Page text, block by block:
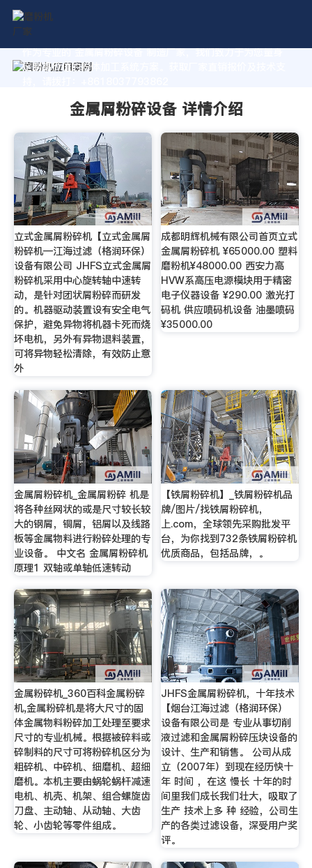
作为专业的 金属屑粉碎设备 制造厂家，我们致力于为您量身
定制高价值的粉体加工系统方案。获取厂家直销报价及技术支
金属屑粉碎设备 详情介绍
立式金属屑粉碎机【立式金属屑
粉碎机—江海过滤（格润环保）
设备有限公司 JHFS立式金属屑
粉碎机采用中心旋转轴中速转
动，是针对团状屑粉碎而研发
的。机器驱动装置设有安全电气
保护，避免异物将机器卡死而烧
坏电机，另外有异物退料装置，
可将异物轻松清除，有效防止意
外
成都明辉机械有限公司首页立式
金属屑粉碎机 ¥65000.00 塑料
磨粉机¥48000.00 西安力高
HVW系高压电源模块用于精密
电子仪器设备 ¥290.00 激光打
码机 供应喷码机设备 油墨喷码
¥35000.00
金属屑粉碎机_金属屑粉碎 机是
将各种丝网状的或是尺寸较长较
大的钢屑，铜屑，铝屑以及线路
板等金属物料进行粉碎处理的专
业设备。 中文名 金属屑粉碎机
原理1 双轴或单轴低速转动
【铁屑粉碎机】_铁屑粉碎机品
牌/图片/找铁屑粉碎机，
上.com，全球领先采购批发平
台，为你找到732条铁屑粉碎机
优质商品，包括品牌，。
金属粉碎机_360百科金属粉碎
机,金属粉碎机是将大尺寸的固
体金属物料粉碎加工处理至要求
尺寸的专业机械。根据被碎料或
碎制料的尺寸可将粉碎机区分为
粗碎机、中碎机、细磨机、超细
磨机。本机主要由蜗轮蜗杆减速
电机、机壳、机架、组合螺旋齿
刀盘、主动轴、从动轴、大齿
轮、小齿轮等零件组成。
JHFS金属屑粉碎机，十年技术
【烟台江海过滤（格润环保）
设备有限公司是 专业从事切削
液过滤和金属屑粉碎压块设备的
设计、生产和销售。 公司从成
立（2007年）到现在经历快十
年 时间 ，在这 慢长 十年的时
间里我们成长我们壮大，吸取了
生产 技术上多 种 经验，公司生
产的各类过滤设备，深受用户奖
评。